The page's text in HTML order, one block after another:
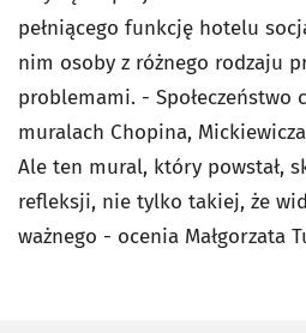
pełniącego funkcję hotelu
nim osoby z różnego rodzaju
problemami. - Społeczeństwo
muralach Chopina,
Ale ten mural, który powstał,
refleksji, nie tylko takiej, że
ważnego - ocenia Małgorzata